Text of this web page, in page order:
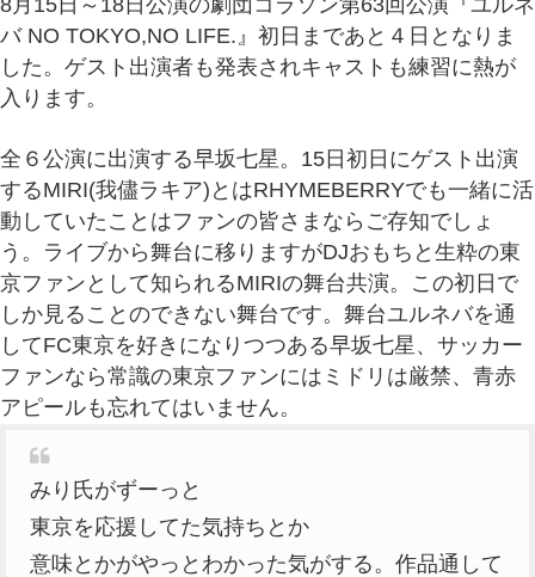
バ NO TOKYO,NO LIFE.』初日まであと４日となりま
した。ゲスト出演者も発表されキャストも練習に熱が
入ります。
全６公演に出演する早坂七星。15日初日にゲスト出演
するMIRI(我儘ラキア)とはRHYMEBERRYでも一緒に活
動していたことはファンの皆さまならご存知でしょ
う。ライブから舞台に移りますがDJおもちと生粋の東
京ファンとして知られるMIRIの舞台共演。この初日で
しか見ることのできない舞台です。舞台ユルネバを通
してFC東京を好きになりつつある早坂七星、サッカー
ファンなら常識の東京ファンにはミドリは厳禁、青赤
アピールも忘れてはいません。
みり氏がずーっと
東京を応援してた気持ちとか
意味とかがやっとわかった気がする。作品通して